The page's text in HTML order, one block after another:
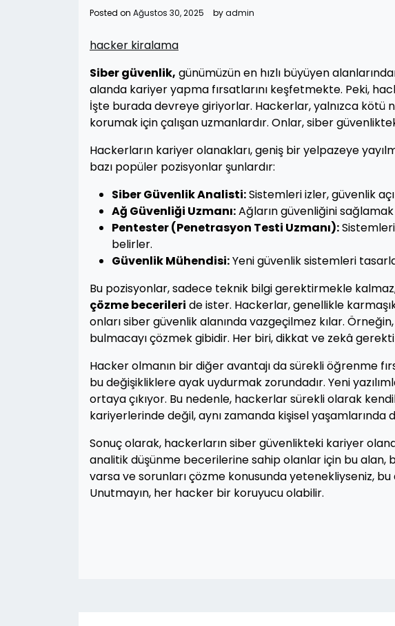
Posted on Ağustos 30, 2025 byadmin
hacker kiralama
Siber güvenlik, günümüzün en hızlı büyüyen
alanda kariyer yapma fırsatlarını keşfetmekte. Peki,
İşte burada devreye giriyorlar. Hackerlar, yalnızca kötü
korumak için çalışan uzmanlardır. Onlar, siber
Hackerların kariyer olanakları, geniş bir yelpazeye
bazı popüler pozisyonlar şunlardır:
Siber Güvenlik Analisti:Sistemleri izler, güvenlik
Ağ Güvenliği Uzmanı:Ağların güvenliğini
Pentester (Penetrasyon Testi Uzmanı):
belirler.
Güvenlik Mühendisi:Yeni güvenlik sistemleri
Bu pozisyonlar, sadece teknik bilgi gerektirmekle
çözme becerileri de ister. Hackerlar, genellikle
onları siber güvenlik alanında vazgeçilmez kılar.
bulmacayı çözmek gibidir. Her biri, dikkat ve zekâ
Hacker olmanın bir diğer avantajı da sürekli öğrenme
bu değişikliklere ayak uydurmak zorundadır. Yeni
ortaya çıkıyor. Bu nedenle, hackerlar sürekli olarak
kariyerlerinde değil, aynı zamanda kişisel yaşamlarında
Sonuç olarak, hackerların siber güvenlikteki kariyer
analitik düşünme becerilerine sahip olanlar için bu alan,
varsa ve sorunları çözme konusunda yetenekliyseniz,
Unutmayın, her hacker bir koruyucu olabilir.